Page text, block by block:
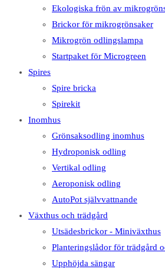
Ekologiska frön av
Brickor för mikrogrönsaker
Mikrogrön odlingslampa
Startpaket för Microgreen
Spires
Spire bricka
Spirekit
Inomhus
Grönsaksodling inomhus
Hydroponisk odling
Vertikal odling
Aeroponisk odling
AutoPot självvattnande
Växthus och trädgård
Utsädesbrickor - Miniväxthus
Planteringslådor för trädgård
Upphöjda sängar